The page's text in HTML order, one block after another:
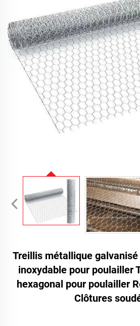
Treillis métallique
inoxydable pour poulailler
hexagonal pour poulailler
Clôtures